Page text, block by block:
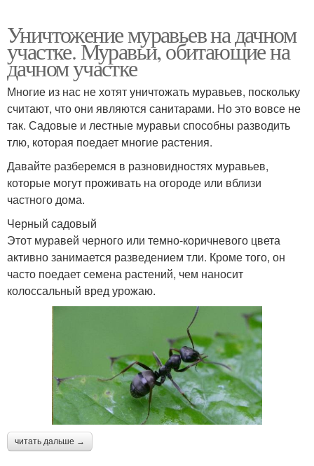
Уничтожение муравьев на дачном
участке. Муравьи, обитающие на
дачном участке
Многие из нас не хотят уничтожать муравьев, поскольку
считают, что они являются санитарами. Но это вовсе не
так. Садовые и лестные муравьи способны разводить
тлю, которая поедает многие растения.
Давайте разберемся в разновидностях муравьев,
которые могут проживать на огороде или вблизи
частного дома.
Черный садовый
Этот муравей черного или темно-коричневого цвета
активно занимается разведением тли. Кроме того, он
часто поедает семена растений, чем наносит
колоссальный вред урожаю.
читать дальше →